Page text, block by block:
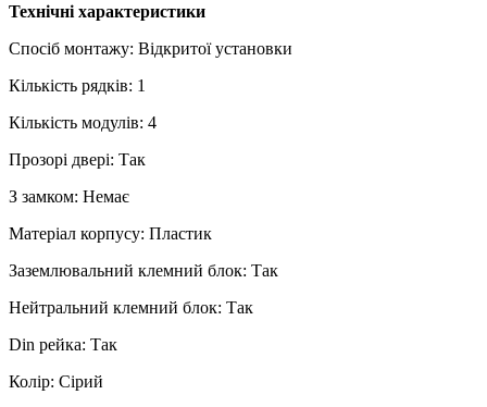
Технічні характеристики
Спосіб монтажу: Відкритої установки
Кількість рядків: 1
Кількість модулів: 4
Прозорі двері: Так
З замком: Немає
Матеріал корпусу: Пластик
Заземлювальний клемний блок: Так
Нейтральний клемний блок: Так
Din рейка: Так
Колір: Сірий